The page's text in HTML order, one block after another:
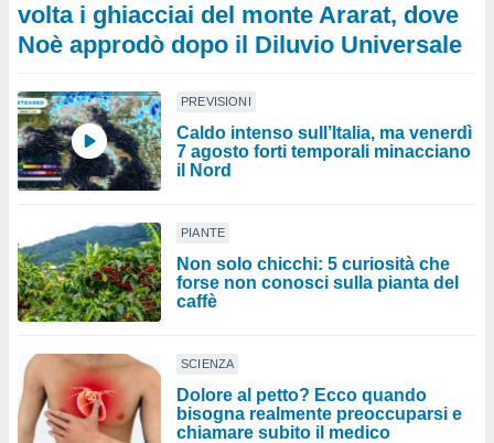
volta i ghiacciai del monte Ararat, dove
Noè approdò dopo il Diluvio Universale
PREVISIONI
Caldo intenso sull’Italia, ma venerdì
7 agosto forti temporali minacciano
il Nord
PIANTE
Non solo chicchi: 5 curiosità che
forse non conosci sulla pianta del
caffè
SCIENZA
Dolore al petto? Ecco quando
bisogna realmente preoccuparsi e
chiamare subito il medico